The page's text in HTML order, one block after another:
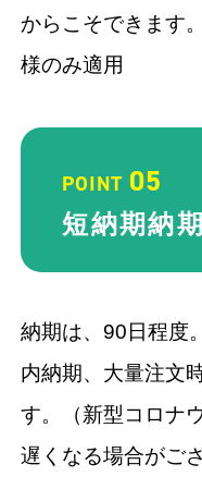
からこそできます
様のみ適用
POINT 05
短納期納
納期は、90⽇程度
内納期、⼤量注⽂
す。（新型コロナ
遅くなる場合がご